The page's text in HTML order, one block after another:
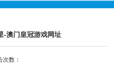
-澳门皇冠游戏网址
数：